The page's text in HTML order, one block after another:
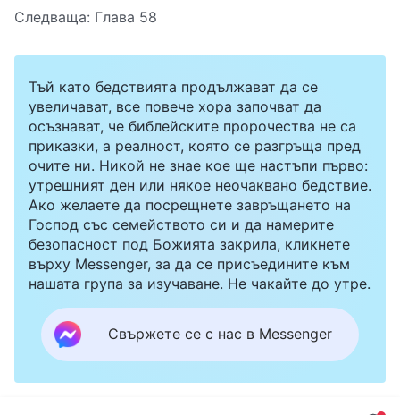
Следваща: Глава 58
Тъй като бедствията продължават да се
увеличават, все повече хора започват да
осъзнават, че библейските пророчества не са
приказки, а реалност, която се разгръща пред
очите ни. Никой не знае кое ще настъпи първо:
утрешният ден или някое неочаквано бедствие.
Ако желаете да посрещнете завръщането на
Господ със семейството си и да намерите
безопасност под Божията закрила, кликнете
върху Messenger, за да се присъедините към
нашата група за изучаване. Не чакайте до утре.
Свържете се с нас в Messenger